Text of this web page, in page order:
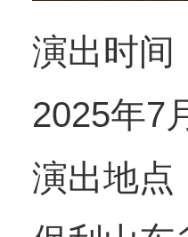
演出时间
2025年7
演出地点